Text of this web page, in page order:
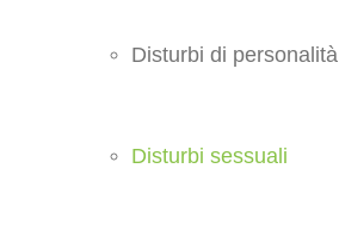
Disturbi di personalità
Disturbi sessuali